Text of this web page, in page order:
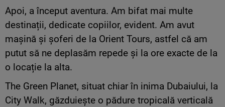
Apoi, a început aventura. Am bifat mai multe
destinații, dedicate copiilor, evident. Am avut
mașină și șoferi de la Orient Tours, astfel că am
putut să ne deplasăm repede și la ore exacte de la
o locație la alta.
The Green Planet, situat chiar în inima Dubaiului, la
City Walk, găzduiește o pădure tropicală verticală